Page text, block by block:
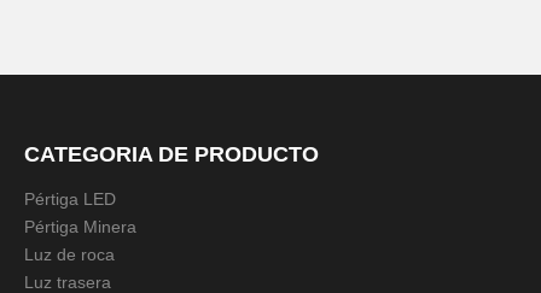
CATEGORIA DE PRODUCTO
Pértiga LED
Pértiga Minera
Luz de roca
Luz trasera